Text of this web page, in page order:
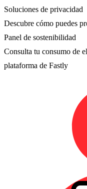
Soluciones de privacidad
Descubre cómo puedes
Panel de sostenibilidad
Consulta tu consumo de
plataforma de Fastly